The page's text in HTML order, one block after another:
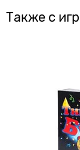
Также с